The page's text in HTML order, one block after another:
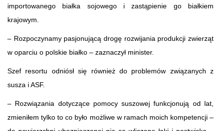
importowanego białka sojowego i zastąpienie go białkiem
krajowym.
– Rozpoczynamy pasjonującą drogę rozwijania produkcji zwierząt
w oparciu o polskie białko – zaznaczył minister.
Szef resortu odniósł się również do problemów związanych z
susza i ASF.
– Rozwiązania dotyczące pomocy suszowej funkcjonują od lat,
zmieniłem tylko to co było możliwe w ramach moich kompetencji –